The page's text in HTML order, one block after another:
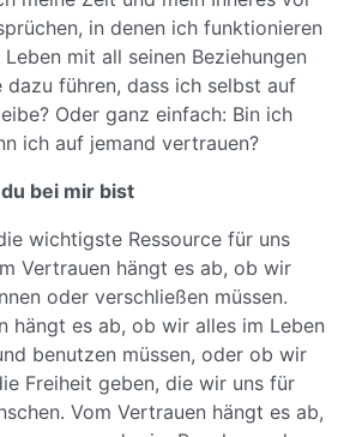
in denen ich funktionieren
mit all seinen Beziehungen
dazu führen, dass ich selbst auf
Oder ganz einfach: Bin ich
ich auf jemand vertrauen?
bei mir bist
wichtigste Ressource für uns
Vertrauen hängt es ab, ob wir
oder verschließen müssen.
hängt es ab, ob wir alles im Leben
benutzen müssen, oder ob wir
Freiheit geben, die wir uns für
Vom Vertrauen hängt es ab,